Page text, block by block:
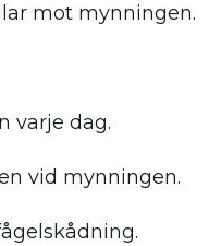
mot mynningen.
varje dag.
vid mynningen.